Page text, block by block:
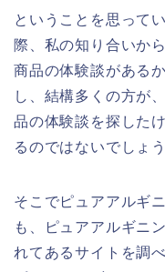
ということを思って
際、私の知り合いか
商品の体験談がある
し、結構多くの方が
品の体験談を探した
るのではないでしょ
そこでピュアアルギ
も、ピュアアルギニ
れてあるサイトを調